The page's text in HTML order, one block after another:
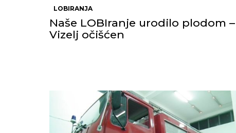
LOBIRANJA
Naše LOBIranje urodilo plodom –
Vizelj očišćen